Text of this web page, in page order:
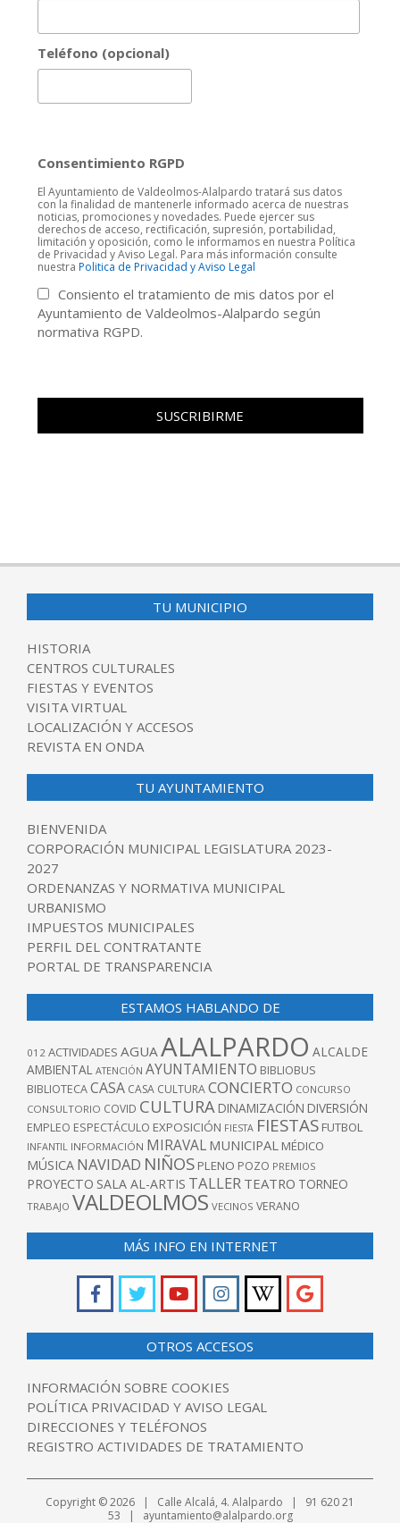
Teléfono (opcional)
Consentimiento RGPD
El Ayuntamiento de Valdeolmos-Alalpardo tratará sus datos
con la finalidad de mantenerle informado acerca de nuestras
noticias, promociones y novedades. Puede ejercer sus
derechos de acceso, rectificación, supresión, portabilidad,
limitación y oposición, como le informamos en nuestra Política
de Privacidad y Aviso Legal. Para más información consulte
nuestra Politica de Privacidad y Aviso Legal
Consiento el tratamiento de mis datos por el
Ayuntamiento de Valdeolmos-Alalpardo según
normativa RGPD.
TU MUNICIPIO
HISTORIA
CENTROS CULTURALES
FIESTAS Y EVENTOS
VISITA VIRTUAL
LOCALIZACIÓN Y ACCESOS
REVISTA EN ONDA
TU AYUNTAMIENTO
BIENVENIDA
CORPORACIÓN MUNICIPAL LEGISLATURA 2023-
2027
ORDENANZAS Y NORMATIVA MUNICIPAL
URBANISMO
IMPUESTOS MUNICIPALES
PERFIL DEL CONTRATANTE
PORTAL DE TRANSPARENCIA
ESTAMOS HABLANDO DE
012 ACTIVIDADES AGUAALALPARDO ALCALDE
AMBIENTAL ATENCIÓN AYUNTAMIENTO BIBLIOBUS
BIBLIOTECACASA CASA CULTURACONCIERTO CONCURSO
CONSULTORIO COVID CULTURA DINAMIZACIÓN DIVERSIÓN
EMPLEO ESPECTÁCULO EXPOSICIÓN FIESTA FIESTAS FUTBOL
INFANTIL INFORMACIÓN MIRAVAL MUNICIPAL MÉDICO
MÚSICA NAVIDAD NIÑOS PLENO POZO PREMIOS
PROYECTO SALA AL-ARTIS TALLER TEATRO TORNEO
TRABAJO VALDEOLMOS VECINOS VERANO
MÁS INFO EN INTERNET
OTROS ACCESOS
INFORMACIÓN SOBRE COOKIES
POLÍTICA PRIVACIDAD Y AVISO LEGAL
DIRECCIONES Y TELÉFONOS
REGISTRO ACTIVIDADES DE TRATAMIENTO
Copyright © 2026 | Calle Alcalá, 4. Alalpardo | 91 620 21
53 | ayuntamiento@alalpardo.org